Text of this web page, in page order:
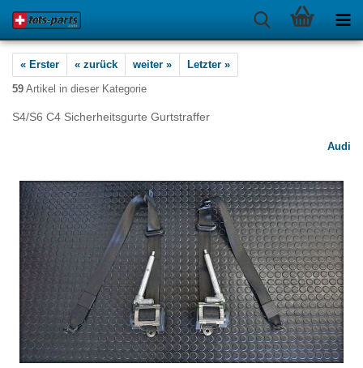
« Erster « zurück weiter »
Letzter »
59 Artikel in dieser Kategorie
S4/S6 C4 Sicherheitsgurte Gurtstraffer
Audi